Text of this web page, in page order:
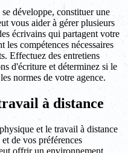
développe, constituer une
vous aider à gérer plusieurs
écrivains qui partagent votre
les compétences nécessaires
Effectuez des entretiens
d'écriture et déterminez si le
normes de votre agence.
à distance
et le travail à distance
de vos préférences